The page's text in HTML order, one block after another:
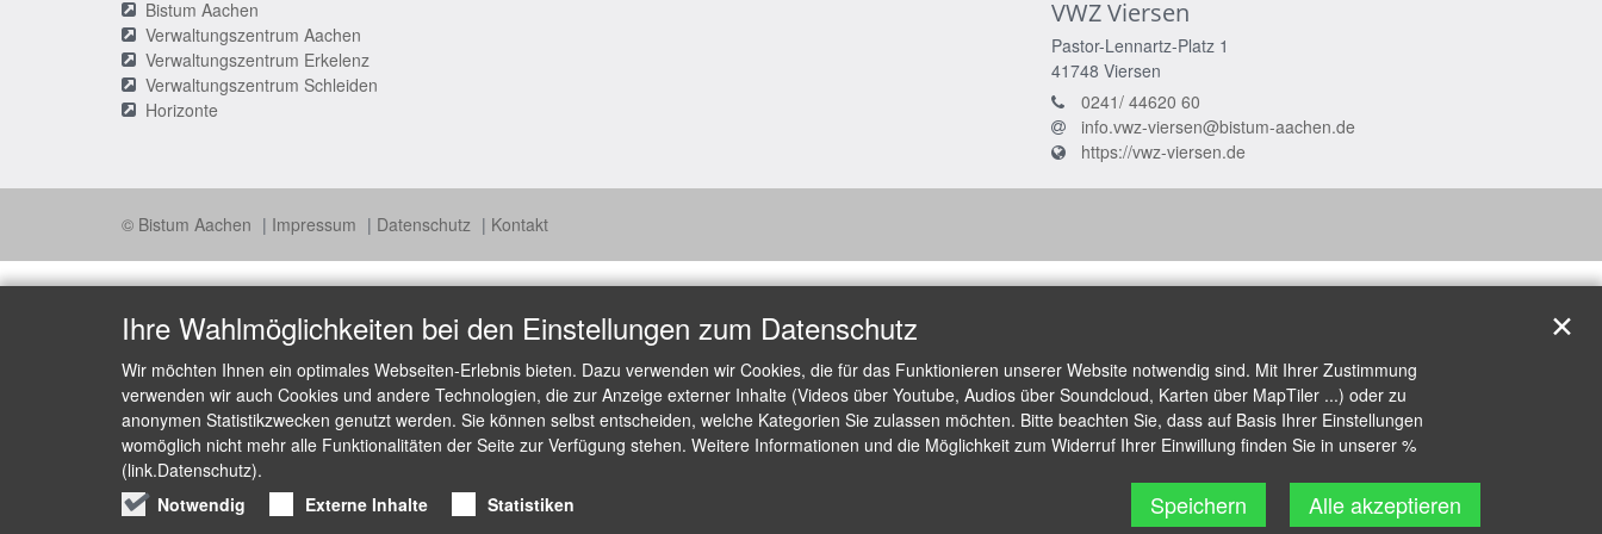
Bistum Aachen
Verwaltungszentrum Aachen
Verwaltungszentrum Erkelenz
Verwaltungszentrum Schleiden
Horizonte
VWZ Viersen
Pastor-Lennartz-Platz 1
41748 Viersen
0241/ 44620 60
info.vwz-viersen@bistum-aachen.de
https://vwz-viersen.de
© Bistum Aachen Impressum Datenschutz Kontakt
Ihre Wahlmöglichkeiten bei den Einstellungen zum Datenschutz
Wir möchten Ihnen ein optimales Webseiten-Erlebnis bieten. Dazu verwenden wir Cookies, die für das Funktionieren unserer Website notwendig sind. Mit Ihrer Zustimmung
verwenden wir auch Cookies und andere Technologien, die zur Anzeige externer Inhalte (Videos über Youtube, Audios über Soundcloud, Karten über MapTiler ...) oder zu
anonymen Statistikzwecken genutzt werden. Sie können selbst entscheiden, welche Kategorien Sie zulassen möchten. Bitte beachten Sie, dass auf Basis Ihrer Einstellungen
womöglich nicht mehr alle Funktionalitäten der Seite zur Verfügung stehen. Weitere Informationen und die Möglichkeit zum Widerruf Ihrer Einwillung finden Sie in unserer %
(link.Datenschutz).
Notwendig
Externe Inhalte Statistiken Speichern Alle akzeptieren
✕